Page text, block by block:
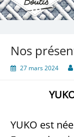
Nos
27 mars 2024
YUKO est